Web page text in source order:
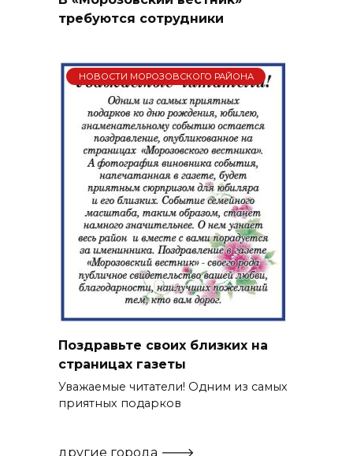
требуются сотрудники
НОВОСТИ МОРОЗОВСКОГО РАЙОНА
Поздравьте своих близких на
страницах газеты
Уважаемые читатели! Одним из самых
приятных подарков
другие города 🡒